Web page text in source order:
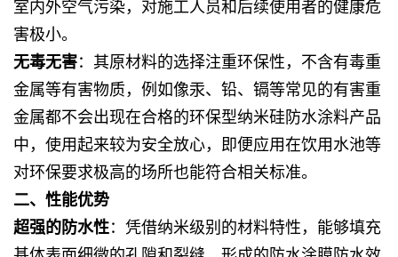
室内外空气污染，对施工人员和后续使用者的健康危
害极小。
无毒无害：其原材料的选择注重环保性，不含有毒重
金属等有害物质，例如像汞、铅、镉等常见的有害重
金属都不会出现在合格的环保型纳米硅防水涂料产品
中，使用起来较为安全放心，即便应用在饮用水池等
对环保要求极高的场所也能符合相关标准。
二、性能优势
超强的防水性：凭借纳米级别的材料特性，能够填充